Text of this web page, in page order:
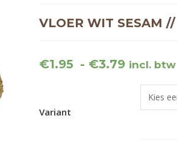
VLOER WIT SESAM
€1.95 - €3.79 incl. btw
Variant